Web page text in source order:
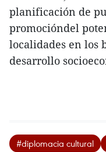
planificación de
promocióndel
localidades en los
desarrollo
#diplomacia cultural